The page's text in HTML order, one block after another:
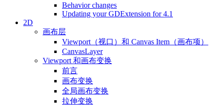
Behavior changes
Updating your GDExtension for 4.1
2D
画布层
Viewport（视口）和 Canvas Item（画布项）
CanvasLayer
Viewport 和画布变换
前言
画布变换
全局画布变换
拉伸变换